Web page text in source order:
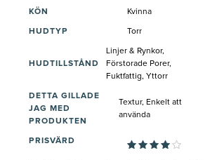
KÖN Kvinna
HUDTYP Torr
HUDTILLSTÅND
Linjer & Rynkor,
Förstorade Porer,
Fuktfattig, Yttorr
DETTA GILLADE
JAG MED
PRODUKTEN
Textur, Enkelt att
använda
PRISVÄRD